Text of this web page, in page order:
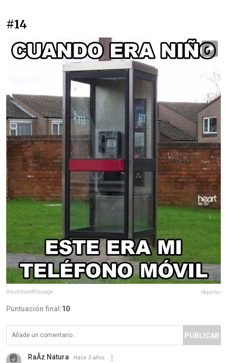
#14
theultimate80spage Reportar
Puntuación final:10
PUBLICAR
RaÃ­z Natura Hace 3 años